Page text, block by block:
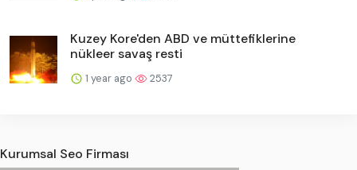
Kuzey Kore'den ABD ve müttefiklerine
nükleer savaş resti
1 year ago 2537
Kurumsal Seo Firması